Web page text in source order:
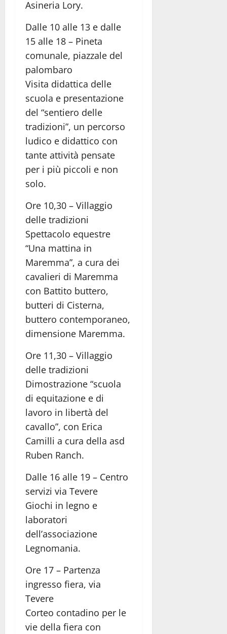
Asineria Lory.
Dalle 10 alle 13 e dalle
15 alle 18 – Pineta
comunale, piazzale del
palombaro
Visita didattica delle
scuola e presentazione
del “sentiero delle
tradizioni”, un percorso
ludico e didattico con
tante attività pensate
per i più piccoli e non
solo.
Ore 10,30 – Villaggio
delle tradizioni
Spettacolo equestre
“Una mattina in
Maremma”, a cura dei
cavalieri di Maremma
con Battito buttero,
butteri di Cisterna,
buttero contemporaneo,
dimensione Maremma.
Ore 11,30 – Villaggio
delle tradizioni
Dimostrazione “scuola
di equitazione e di
lavoro in libertà del
cavallo”, con Erica
Camilli a cura della asd
Ruben Ranch.
Dalle 16 alle 19 – Centro
servizi via Tevere
Giochi in legno e
laboratori
dell’associazione
Legnomania.
Ore 17 – Partenza
ingresso fiera, via
Tevere
Corteo contadino per le
vie della fiera con